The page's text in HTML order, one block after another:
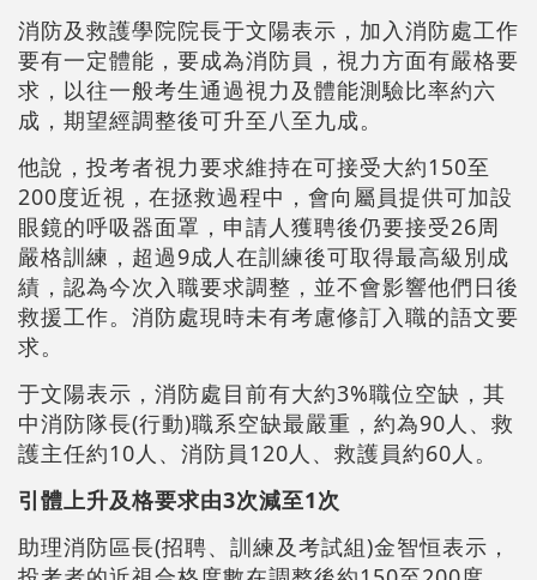
消防及救護學院院長于文陽表示，加入消防處工作
要有一定體能，要成為消防員，視力方面有嚴格要
求，以往一般考生通過視力及體能測驗比率約六
成，期望經調整後可升至八至九成。
他說，投考者視力要求維持在可接受大約150至
200度近視，在拯救過程中，會向屬員提供可加設
眼鏡的呼吸器面罩，申請人獲聘後仍要接受26周
嚴格訓練，超過9成人在訓練後可取得最高級別成
績，認為今次入職要求調整，並不會影響他們日後
救援工作。消防處現時未有考慮修訂入職的語文要
求。
于文陽表示，消防處目前有大約3%職位空缺，其
中消防隊長(行動)職系空缺最嚴重，約為90人、救
護主任約10人、消防員120人、救護員約60人。
引體上升及格要求由3次減至1次
助理消防區長(招聘、訓練及考試組)金智恒表示，